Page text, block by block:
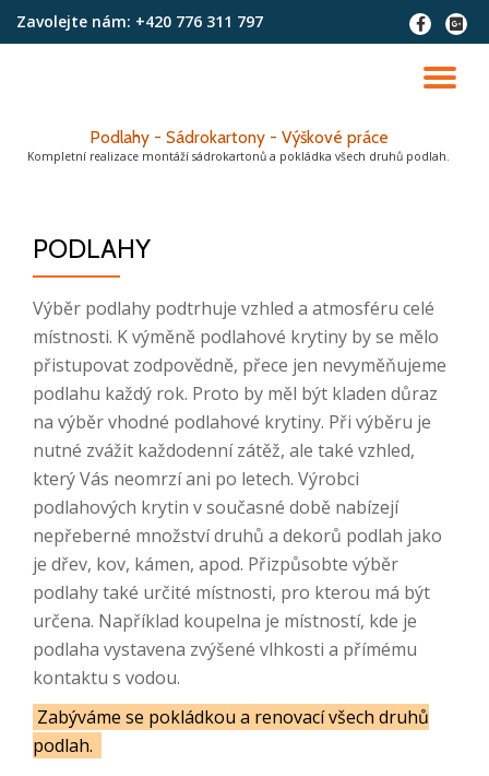
Zavolejte nám: +420 776 311 797
fa-
facebook
fa-
plus-
Podlahy - Sádrokartony - Výškové práce
Kompletní realizace montáží sádrokartonů a pokládka všech druhů podlah.
PODLAHY
Výběr podlahy podtrhuje vzhled a atmosféru celé
místnosti. K výměně podlahové krytiny by se mělo
přistupovat zodpovědně, přece jen nevyměňujeme
podlahu každý rok. Proto by měl být kladen důraz
na výběr vhodné podlahové krytiny. Při výběru je
nutné zvážit každodenní zátěž, ale také vzhled,
který Vás neomrzí ani po letech. Výrobci
podlahových krytin v současné době nabízejí
nepřeberné množství druhů a dekorů podlah jako
je dřev, kov, kámen, apod. Přizpůsobte výběr
podlahy také určité místnosti, pro kterou má být
určena. Například koupelna je místností, kde je
podlaha vystavena zvýšené vlhkosti a přímému
kontaktu s vodou.
Zabýváme se pokládkou a renovací všech druhů
podlah.